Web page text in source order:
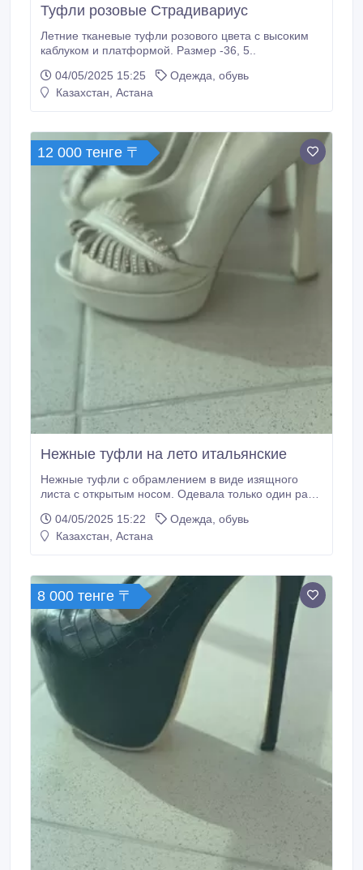
Туфли розовые Страдивариус
Летние тканевые туфли розового цвета с высоким
каблуком и платформой. Размер -36, 5..
04/05/2025 15:25
Одежда, обувь
Казахстан, Астана
12 000 тенге 〒
Нежные туфли на лето итальянские
Нежные туфли с обрамлением в виде изящного
листа с открытым носом. Одевала только один раз в
Состояние идеальное. Размер 36, 5-37.
04/05/2025 15:22
Одежда, обувь
Казахстан, Астана
8 000 тенге 〒